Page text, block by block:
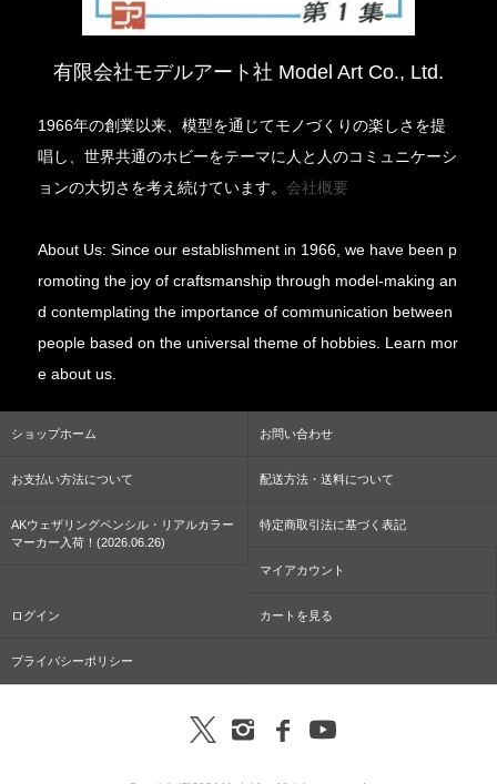
有限会社モデルアート社 Model Art Co., Ltd.
1966年の創業以来、模型を通じてモノづくりの楽しさを提
唱し、世界共通のホビーをテーマに人と人のコミュニケーシ
ョンの大切さを考え続けています。会社概要
About Us: Since our establishment in 1966, we have been p
romoting the joy of craftsmanship through model-making an
d contemplating the importance of communication between
people based on the universal theme of hobbies. Learn mor
e about us.
ショップホーム お問い合わせ
お支払い方法について 配送方法・送料について
AKウェザリングペンシル・リアルカラー
マーカー入荷！(2026.06.26)
特定商取引法に基づく表記
マイアカウント
ログイン カートを見る
プライバシーポリシー